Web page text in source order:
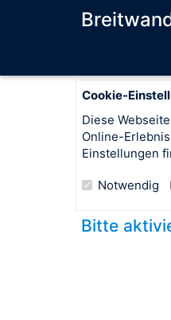
Cookie-
Diese
Online-
Einstellungen
Notwendig
Bitte